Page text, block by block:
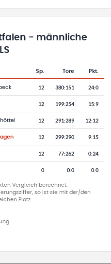
- männliche
Toren und Punkten
Sp. Tore Pkt.
12 380:151 24:0
12 199:254 15:9
12 291:289 12:12
12 299:290 9:15
12 77:262 0:24
0 0:0 0:0
Vergleich berechnet.
so ist sie mit der/den
Platz.